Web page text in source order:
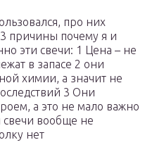
про них
3 причины почему я и
эти свечи: 1 Цена – не
в запасе 2 они
химии, а значит не
3 Они
а это не мало важно
свечи вообще не
нет